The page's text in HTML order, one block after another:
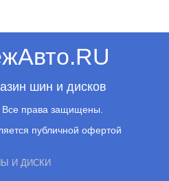
шин и дисков
права защищены.
публичной офертой
И ДИСКИ